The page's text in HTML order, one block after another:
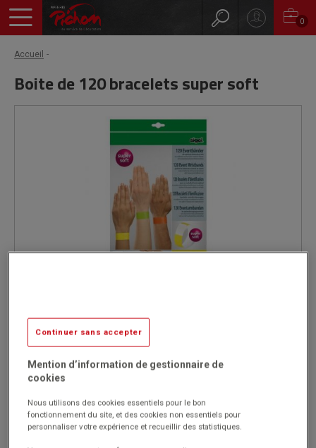
0
Accueil
Boite de 120 bracelets super soft
Réf. 570
Code EAN : 4004360898471
Indéchirables, personnalisables, imprimables : idéal pour les
sorties de classe, les rencontres sportives...
Confort assuré grâce à la matière très douce sans COV.
Couleur jaune.
Marque : Sigel
Continuer sans accepter
Mention d’information de gestionnaire de
cookies
Nous utilisons des cookies essentiels pour le bon
fonctionnement du site, et des cookies non essentiels pour
personnaliser votre expérience et recueillir des statistiques.